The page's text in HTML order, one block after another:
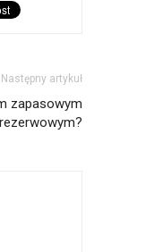
Następny artykuł
zapasowym